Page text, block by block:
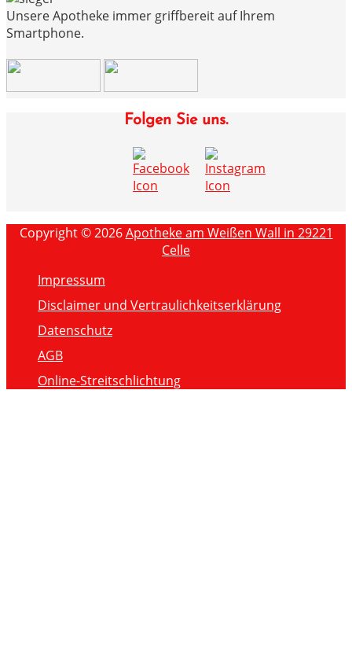
Unsere Apotheke immer griffbereit auf Ihrem
Smartphone.
Folgen Sie uns.
Copyright © 2026Apotheke am Weißen Wall in 29221
Celle
Impressum
Disclaimer und Vertraulichkeitserklärung
Datenschutz
AGB
Online-Streitschlichtung